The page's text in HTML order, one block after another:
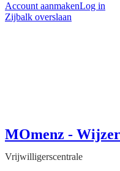
Account aanmakenLog in
Zijbalk overslaan
MOmenz -
Vrijwilligerscentrale